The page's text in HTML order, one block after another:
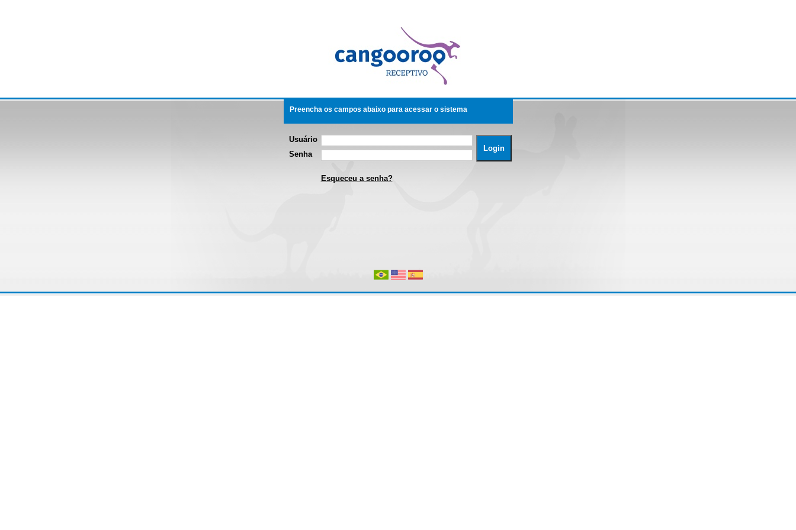
Preencha os campos abaixo para acessar o sistema
Usuário
Senha
Esqueceu a senha?